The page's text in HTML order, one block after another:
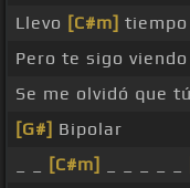
Llevo [C#m] tiempo
Pero te sigo viendo
Se me olvidó que
[G#] Bipolar
[C#m]